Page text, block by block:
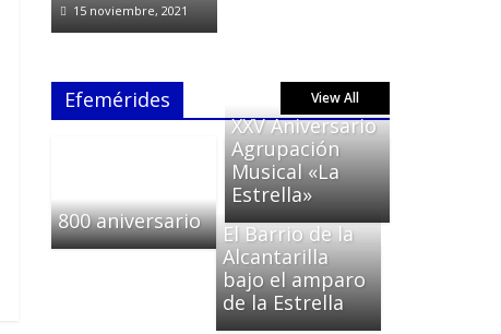
15 noviembre, 2021
Efemérides View All
800 aniversario
XXV Aniversario
Agrupación
Musical «La
Estrella»
El Barrio de la
Alcantarilla
bajo el amparo
de la Estrella